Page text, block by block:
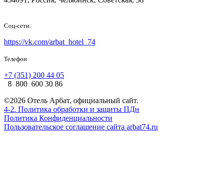
Соц-сети:
https://vk.com/arbat_hotel_74
Телефон
+7 (351) 200 44 05
8 800 600 30 86
©2026 Отель Арбат, официальный сайт.
4-2. Политика обработки и защиты ПДн
Политика Конфиденциальности
Пользовательское соглашение сайта arbat74.ru